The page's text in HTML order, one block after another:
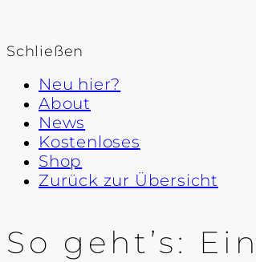
Schließen
Neu hier?
About
News
Kostenloses
Shop
Zurück zur Übersicht
So geht’s: